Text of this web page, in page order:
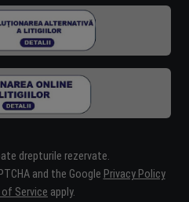
drepturile rezervate.
and the Google Privacy Policy
of Service apply.